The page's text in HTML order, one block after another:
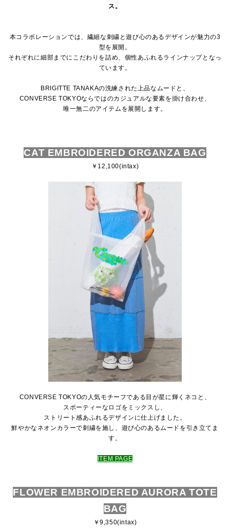
ス。
本コラボレーションでは、繊細な刺繍と遊び心のあるデザインが魅力の3
型を展開。
それぞれに細部までにこだわりを詰め、個性あふれるラインナップとなっ
ています。
BRIGITTE TANAKAの洗練された上品なムードと、
CONVERSE TOKYOならではのカジュアルな要素を掛け合わせ、
唯一無二のアイテムを展開します。
CAT EMBROIDERED ORGANZA BAG
￥12,100(intax)
CONVERSE TOKYOの人気モチーフである目が星に輝くネコと、
スポーティーなロゴをミックスし、
ストリート感あふれるデザインに仕上げました。
鮮やかなネオンカラーで刺繍を施し、遊び心のあるムードを引き立てま
す。
ITEM PAGE
FLOWER EMBROIDERED AURORA TOTE
BAG
￥9,350(intax)